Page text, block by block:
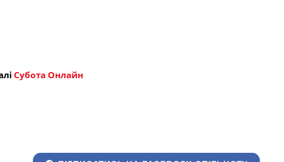
Субота Онлайн